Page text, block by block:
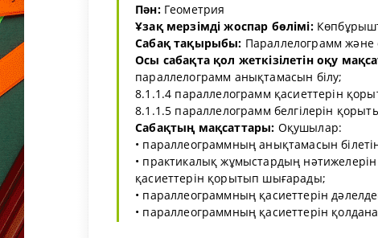
Пән:Геометрия
Ұзақ мерзімді жоспар бөлімі:
Сабақ тақырыбы: Параллелограмм және
Осы сабақта қол жеткізілетін оқу
параллелограмм анықтамасын білу;
8.1.1.4 параллелограмм қасиеттерін
8.1.1.5 параллелограмм белгілерін
Сабақтың мақсаттары: Оқушылар:
• параллеограммның анықтамасын
• практикалық жұмыстардың
қасиеттерін қорытып шығарады;
• параллеограммның қасиеттерін
• параллеограммның қасиеттерін